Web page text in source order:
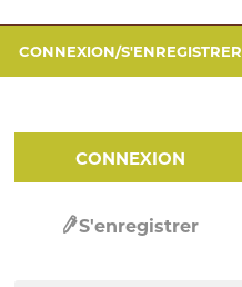
CONNEXION/S'ENREGISTRER
CONNEXION
S'enregistrer